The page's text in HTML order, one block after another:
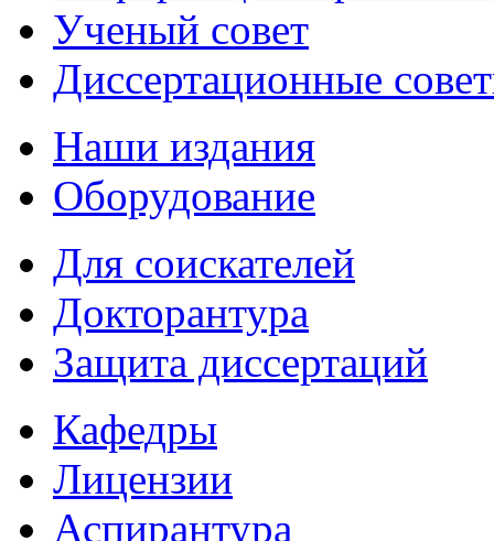
Ученый совет
Диссертационные
Наши издания
Оборудование
Для соискателей
Докторантура
Защита диссертаций
Кафедры
Лицензии
Аспирантура